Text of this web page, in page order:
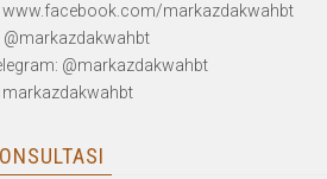
www.facebook.com/markazdakwahbt
@markazdakwahbt
@markazdakwahbt
markazdakwahbt